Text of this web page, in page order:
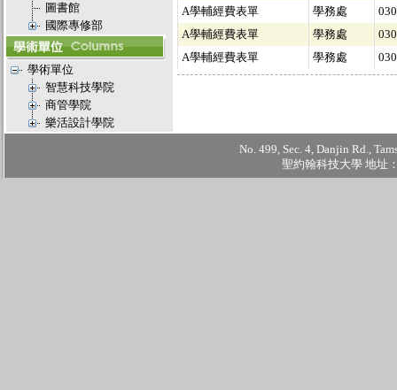
圖書館
國際專修部
學術單位
智慧科技學院
商管學院
樂活設計學院
A學輔經費表單
學務處
A學輔經費表單
學務處
A學輔經費表單
學務處
No. 499, Sec. 4, Danjin Rd.,
聖約翰科技大學 地址